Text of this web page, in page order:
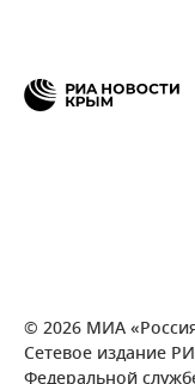
© 2026 МИА
Сетевое издание